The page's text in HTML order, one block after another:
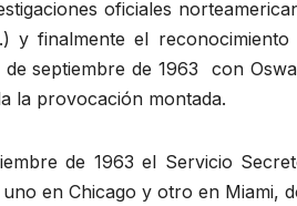
oficiales
y finalmente el
de septiembre de 1963 con
la provocación montada.
de 1963 el Servicio
en Chicago y otro en Miami,